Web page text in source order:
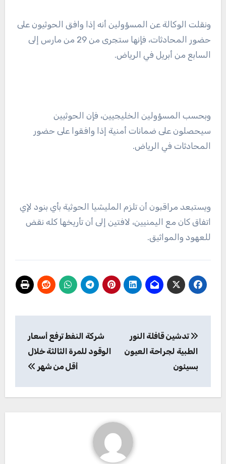
ونقلت الوكالة عن المسؤولين أنه إذا وافق الحوثيون على
حضور المحادثات، فإنها ستجرى من 29 من مارس إلى
السابع من أبريل في الرياض.
وبحسب المسؤولين الخليجيين، فإن الحوثيين
سيحصلون على ضمانات أمنية إذا وافقوا على حضور
المحادثات في الرياض.
ويستبعد مراقبون أن تلزم المليشيا الحوثية بأي بنود لإي
اتفاق كان مع اليمنيين، لافتين إلى أن تأريخها كله نقض
للعهود والمواثيق.
المقالات
تدشين قافلة النور
الطبية لجراحة العيون
بسيئون
شركة النفط ترفع أسعار
الوقود للمرة الثالثة خلال
أقل من شهر